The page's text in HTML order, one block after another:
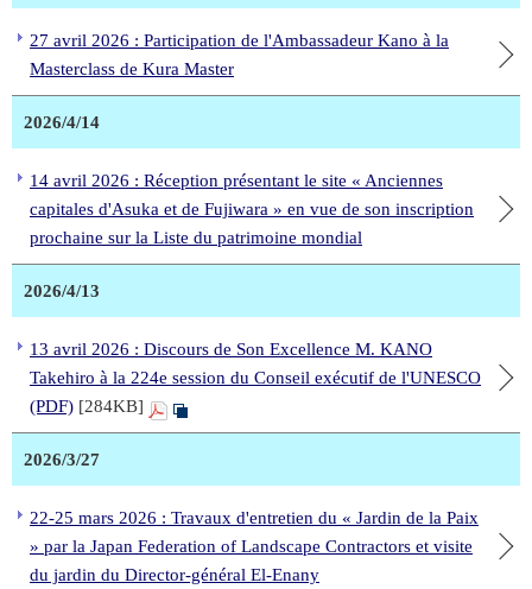
27 avril 2026 : Participation de l'Ambassadeur Kano à la
Masterclass de Kura Master
2026/4/14
14 avril 2026 : Réception présentant le site « Anciennes
capitales d'Asuka et de Fujiwara » en vue de son inscription
prochaine sur la Liste du patrimoine mondial
2026/4/13
13 avril 2026 : Discours de Son Excellence M. KANO
Takehiro à la 224e session du Conseil exécutif de l'UNESCO
(PDF) [284KB]
2026/3/27
22-25 mars 2026 : Travaux d'entretien du « Jardin de la Paix
» par la Japan Federation of Landscape Contractors et visite
du jardin du Director-général El-Enany